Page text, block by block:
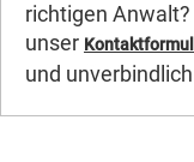
richtigen
unser
und